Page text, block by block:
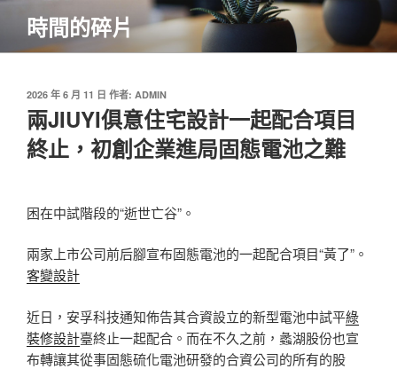
主
時間的碎片
發
佈
於
2026 年 6 月 11 日 作者: ADMIN
兩JIUYI俱意住宅設計一起配合項目
終止，初創企業進局固態電池之難
困在中試階段的“逝世亡谷”。
兩家上市公司前后腳宣布固態電池的一起配合項目“黃了”。
客變設計
近日，安孚科技通知佈告其合資設立的新型電池中試平綠
裝修設計臺終止一起配合。而在不久之前，蠡湖股份也宣
布轉讓其從事固態硫化電池研發的合資公司的所有的股